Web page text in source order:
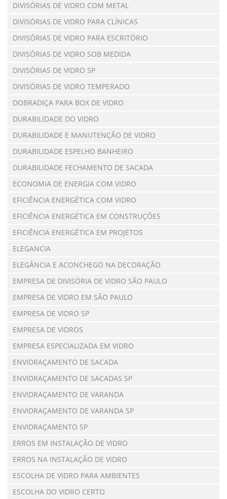
DIVISÓRIAS DE VIDRO COM METAL
DIVISÓRIAS DE VIDRO PARA CLÍNICAS
DIVISÓRIAS DE VIDRO PARA ESCRITÓRIO
DIVISÓRIAS DE VIDRO SOB MEDIDA
DIVISÓRIAS DE VIDRO SP
DIVISÓRIAS DE VIDRO TEMPERADO
DOBRADIÇA PARA BOX DE VIDRO
DURABILIDADE DO VIDRO
DURABILIDADE E MANUTENÇÃO DE VIDRO
DURABILIDADE ESPELHO BANHEIRO
DURABILIDADE FECHAMENTO DE SACADA
ECONOMIA DE ENERGIA COM VIDRO
EFICIÊNCIA ENERGÉTICA COM VIDRO
EFICIÊNCIA ENERGÉTICA EM CONSTRUÇÕES
EFICIÊNCIA ENERGÉTICA EM PROJETOS
ELEGANCIA
ELEGÂNCIA E ACONCHEGO NA DECORAÇÃO
EMPRESA DE DIVISÓRIA DE VIDRO SÃO PAULO
EMPRESA DE VIDRO EM SÃO PAULO
EMPRESA DE VIDRO SP
EMPRESA DE VIDROS
EMPRESA ESPECIALIZADA EM VIDRO
ENVIDRAÇAMENTO DE SACADA
ENVIDRAÇAMENTO DE SACADAS SP
ENVIDRAÇAMENTO DE VARANDA
ENVIDRAÇAMENTO DE VARANDA SP
ENVIDRAÇAMENTO SP
ERROS EM INSTALAÇÃO DE VIDRO
ERROS NA INSTALAÇÃO DE VIDRO
ESCOLHA DE VIDRO PARA AMBIENTES
ESCOLHA DO VIDRO CERTO